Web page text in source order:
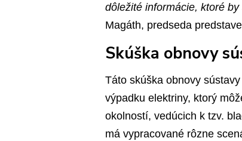
dôležité informácie, ktoré by
Magáth, predseda
Skúška obnovy
Táto skúška obnovy
výpadku elektriny, ktorý
okolností, vedúcich k tzv.
má vypracované rôzne